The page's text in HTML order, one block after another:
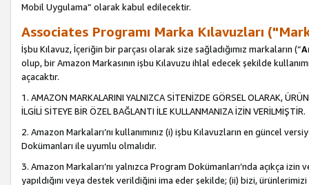
Mobil Uygulama” olarak kabul edilecektir.
Associates Programı Marka Kılavuzları
İşbu Kılavuz, İçeriğin bir parçası olarak size sağladığımız markaların (“
olup, bir Amazon Markasının işbu Kılavuzu ihlal edecek şekilde
açacaktır.
1. AMAZON MARKALARINI YALNIZCA SİTENİZDE GÖRSEL OLARAK,
İLGİLİ SİTEYE BİR ÖZEL BAĞLANTI İLE KULLANMANIZA İZİN VERİLMİŞTİR.
2. Amazon Markaları’nı kullanımınız (i) işbu Kılavuzların en güncel
Dokümanları ile uyumlu olmalıdır.
3. Amazon Markaları’nı yalnızca Program Dokümanları’nda açıkça
yapıldığını veya destek verildiğini ima eder şekilde; (ii) bizi,